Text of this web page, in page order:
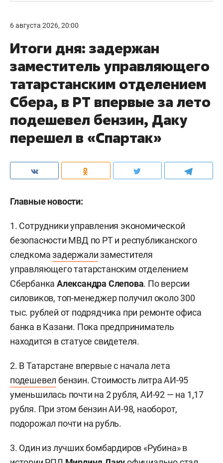
6 августа 2026, 20:00
Итоги дня: задержан
заместитель управляющего
татарстанским отделением
Сбера, в РТ впервые за лето
подешевел бензин, Даку
перешел в «Спартак»
Главные новости:
1. Сотрудники управления экономической
безопасности МВД по РТ и республиканского
следкомазадержализаместителя
управляющего татарстанским отделением
СбербанкаАлександра Слепова. По версии
силовиков, топ-менеджер получил около 300
тыс. рублей от подрядчика при ремонте офиса
банка в Казани. Пока предприниматель
находится в статусе свидетеля.
2. В Татарстане впервые с начала лета
подешевел бензин. Стоимость литра АИ-95
уменьшилась почти на 2 рубля, АИ-92 — на 1,17
рубля. При этом бензин АИ-98, наоборот,
подорожал почти на рубль.
3. Один из лучших бомбардиров «Рубина» в